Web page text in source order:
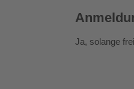
Ja, solange